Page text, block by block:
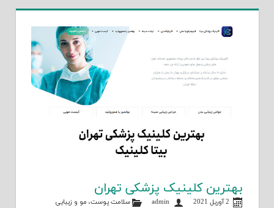
بهترین کلینیک پزشکی تهران
2 آوریل 2021 admin
سلامت پوست، مو و زیبایی